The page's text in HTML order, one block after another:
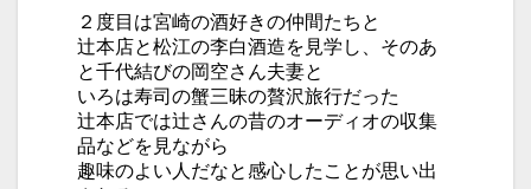
２度目は宮崎の酒好きの仲間たちと
辻本店と松江の李白酒造を見学し、そのあ
と千代結びの岡空さん夫妻と
いろは寿司の蟹三昧の贅沢旅行だった
辻本店では辻さんの昔のオーディオの収集
品などを見ながら
趣味のよい人だなと感心したことが思い出